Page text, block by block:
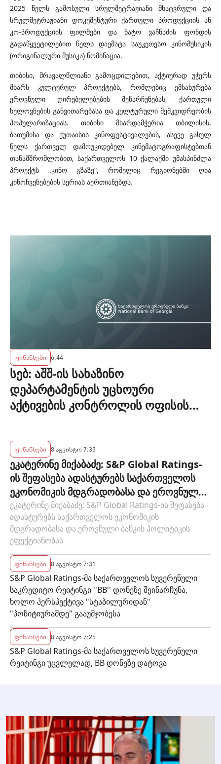
2025 წელს გამოსული სრულმეტრაჟიანი მხატვრული და
სრულმეტრაჟიანი დოკუმენტური ქართული პროდუქციის ან
კო-პროდუქციის ფილმები და ნატო ვაჩნაძის ფონდის
გადაწყვეტილებით წელს დაემატა საუკეთესო კინომუსიკის
(ორიგინალური მუსიკა) ნომინაცია.
თიბისი, მრავალწლიანი გამოცდილებით, აქტიურად უჭერს
მხარს კულტურულ პროექტებს, რომლებიც ემსახურება
ეროვნული ღირებულებების შენარჩუნებას, ქართული
ხელოვნების განვითარებასა და კულტურული მემკვიდრეობის
პოპულარიზაციას. თიბისი მხარდამჭერია თბილისის,
ბათუმისა და ქუთაისის კინოფესტივალების, ასევე გასულ
წელს ქართველ დამოუკიდებელ კინემატოგრაფისტებთან
თანამშრომლობით, საქართველოს 10 ქალაქში უმასპინძლა
პროექტს „კინო გზაზე“, რომელიც რეგიონებში ღია
კინოჩვენებების სერიას აერთიანებდა.
ფინანსები 6:44
სებ: აშშ-ის სახაზინო
დეპარტამენტის უცხოური
აქტივების კონტროლის ოფისის
არ წარმოადგენს საქართველოს
ეროვნული ბანკის რეგულირებულ
სუბიექტს
ფინანსები 8 აგვისტო 7:33
ეკატერინე მიქაბაძე: S&P Global Ratings-
ის შეფასება ადასტურებს საქართველოს
ეკონომიკის მდგრადობასა და ეროვნული
ბანკის პოლიტიკის ეფექტიანობას
ეკატერინე მიქაბაძე: S&P Global Ratings-ის შეფასება
ადასტურებს საქართველოს ეკონომიკის
მდგრადობასა და ეროვნული ბანკის პოლიტიკის
ეფექტიანობას
ფინანსები 8 აგვისტო 7:31
S&P Global Ratings-მა საქართველოს სუვერენული
საკრედიტო რეიტინგი ''BB'' დონეზე შეინარჩუნა,
ხოლო პერსპექტივა "სტაბილურიდან"
"პოზიტიურამდე" გააუმჯობესა
ფინანსები 8 აგვისტო 7:25
S&P Global Ratings-მა საქართველოს სუვერენული
რეიტინგი უცვლელად, BB დონეზე დატოვა